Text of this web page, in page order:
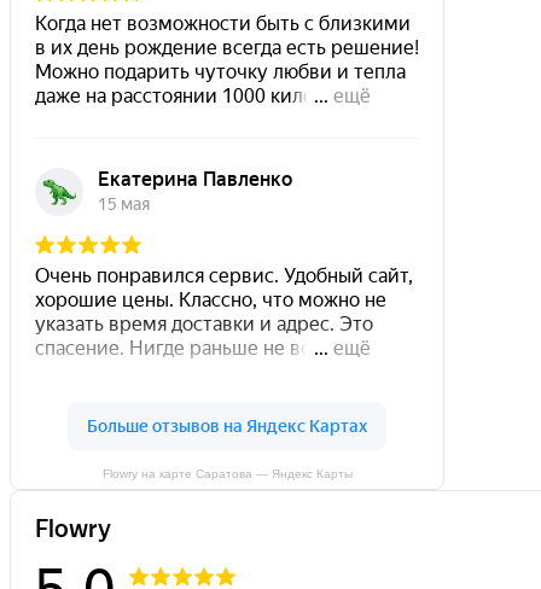
Flowry на карте Саратова — Яндекс Карты